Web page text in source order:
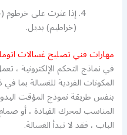
إذا عثرت على خرطوم
(خراطيم) بديل.
مهارات فني تصليح غسالات
في نماذج التحكم الإلكترونية ،
المكونات الفردية للغسالة بما
بنفس طريقة نموذج المؤقت
المناسب لمحرك القيادة ، أو
الباب ، فقد لا تبدأ الغسالة.